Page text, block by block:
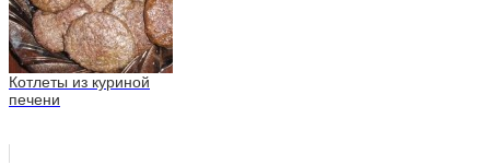
Котлеты из куриной
печени